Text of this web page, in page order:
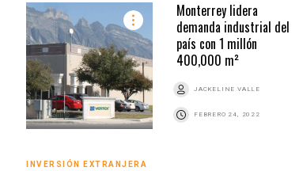
Monterrey lidera
demanda industrial del
país con 1 millón
400,000 m²
JACKELINE VALLE
FEBRERO 24, 2022
INVERSIÓN EXTRANJERA